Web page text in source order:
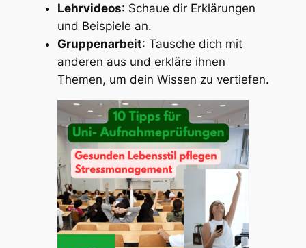
Lehrvideos: Schaue dir Erklärungen
und Beispiele an.
Gruppenarbeit: Tausche dich mit
anderen aus und erkläre ihnen
Themen, um dein Wissen zu vertiefen.